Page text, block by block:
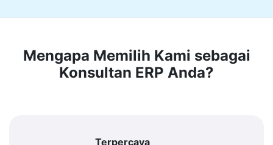
Mengapa Memilih Kami sebagai
Konsultan ERP Anda?
Terpercaya